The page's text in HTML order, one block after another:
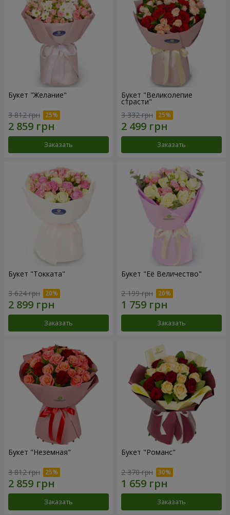
Букет "Желание"
3 812 грн
Заказать
Букет "Великолепие
страсти"
3 332 грн
Заказать
Букет "Токката"
3 624 грн
Заказать
Букет "Её Величество"
2 199 грн
Заказать
Букет "Неземная"
3 812 грн
Заказать
Букет "Романс"
2 370 грн
Заказать